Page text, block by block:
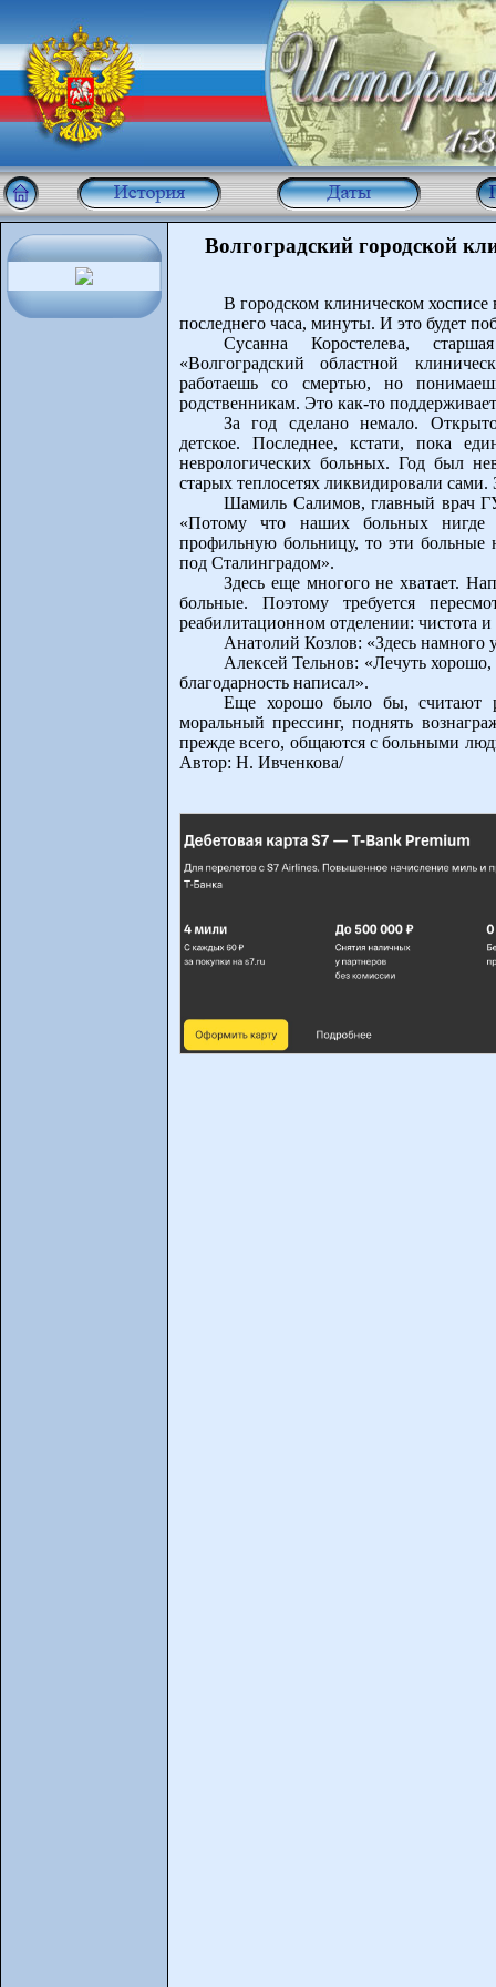
Волгоградский городской
В городском клиническом
последнего часа, минуты. И это будет
Сусанна Коростелева,
«Волгоградский областной
работаешь со смертью, но
родственникам. Это как-то
За год сделано немало.
детское. Последнее, кстати, пока
неврологических больных. Год был
старых теплосетях ликвидировали
Шамиль Салимов, главный врач
«Потому что наших больных нигде
профильную больницу, то эти
под Сталинградом».
Здесь еще многого не хватает.
больные. Поэтому требуется
реабилитационном отделении: чистота
Анатолий Козлов: «Здесь намного
Алексей Тельнов: «Лечуть
благодарность написал».
Еще хорошо было бы, считают
моральный прессинг, поднять
прежде всего, общаются с больными
Автор: Н. Ивченкова/